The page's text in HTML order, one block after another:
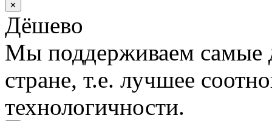
✕
Дёшево
Мы поддерживаем самые
стране, т.е. лучшее
технологичности.